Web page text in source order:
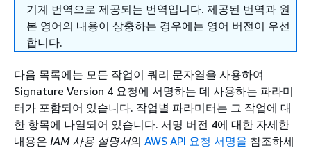
기계 번역으로 제공되는 번역입니다. 제공된 번역과 원
본 영어의 내용이 상충하는 경우에는 영어 버전이 우선
합니다.
다음 목록에는 모든 작업이 쿼리 문자열을 사용하여
Signature Version 4 요청에 서명하는 데 사용하는 파라미
터가 포함되어 있습니다. 작업별 파라미터는 그 작업에 대
한 항목에 나열되어 있습니다. 서명 버전 4에 대한 자세한
내용은 IAM 사용 설명서의 AWS API 요청 서명을 참조하세